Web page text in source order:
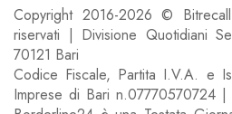
Copyright 2016-2026 ©
riservati | Divisione Quotidiani
70121 Bari
Codice Fiscale, Partita I.V.A. e
Imprese di Bari n.07770570724